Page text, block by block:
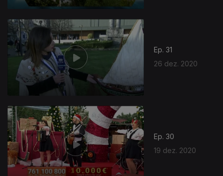
Ep. 31
26 dez. 2020
Ep. 30
19 dez. 2020